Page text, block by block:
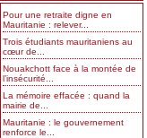
Pour une retraite digne en
Mauritanie : relever...
Trois étudiants mauritaniens au
cœur de...
Nouakchott face à la montée de
l’insécurité...
La mémoire effacée : quand la
mairie de...
Mauritanie : le gouvernement
renforce le...